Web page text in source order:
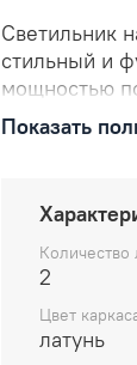
Светильник
стильный и
мощностью
вашего
Отличный
Показать
Количество
2
Цвет
латунь